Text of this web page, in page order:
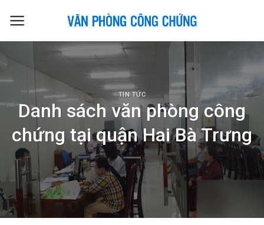
TIN TỨC
Danh sách văn phòng công
chứng tại quận Hai Bà Trưng